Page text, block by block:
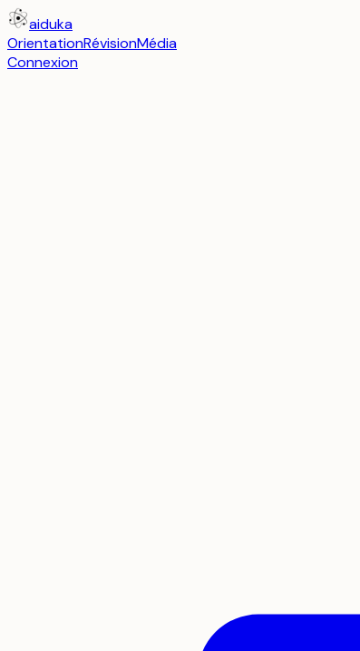
aiduka
OrientationRévisionMédia
Connexion